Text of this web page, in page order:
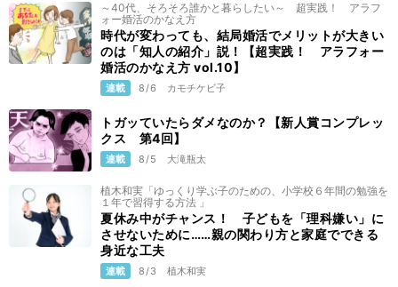
～40代、そろそろ誰かと暮らしたい～ 超実践！ アラフ
ォー婚活のかなえ方
時代が変わっても、結局婚活でメリットが大きい
のは「知人の紹介」説！【超実践！ アラフォー
婚活のかなえ方 vol.10】
連載 8/6 カモチケビ子
トガッていたらダメなのか？【新人賞コンプレッ
クス 第4回】
連載 8/5 大滝瓶太
植木和実「ゆっくり学ぶ子のための、小学校６年間の勉強を
１年で習得する方法 」
夏休み中がチャンス！ 子どもを「理科嫌い」に
させないために……親の関わり方と家庭でできる
身近な工夫
連載 8/3 植木和実